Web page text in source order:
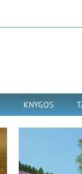
KNYGOS